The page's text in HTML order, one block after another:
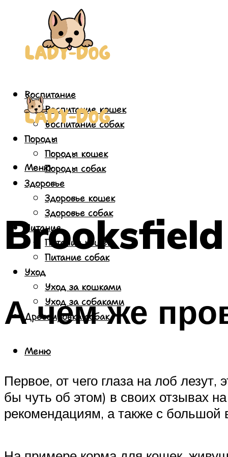
Воспитание
Воспитание кошек
Воспитание собак
Породы
Породы кошек
Породы собак
Здоровье
Здоровье кошек
Здоровье собак
Питание
Питание кошек
Питание собак
Уход
Уход за кошками
Уход за собаками
Дрессировка собак
Меню
Меню
А чем же
Первое, от чего глаза на лоб лезут,
бы чуть об этом) в своих отзывах
рекомендациям, а также с большой